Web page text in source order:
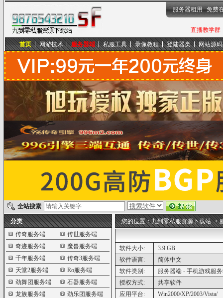
九到零私服资源下载站
直播教学群
服务器租用 免费
首页 网游技术 服务器端 私服工具 录像教程 登陆器类 网站源码
全站搜索
分类
传奇服务端
传世服务端
奇迹服务端
魔兽服务端
千年服务端
传奇3服务端
天堂2服务端
Ro服务端
劲舞团服务端
石器服务端
龙族服务端
劲乐团服务端
您的位置：九到零私服资源下载站->
阿拉德之怒之起航阿拉德1.5_经典
IOS双端
软件大小:
3.9 GB
软件语言:
简体中文
软件类别:
服务器端 - 手机游戏服
授权方式:
共享软件
应用平台:
Win2000/XP/2003/Vista/